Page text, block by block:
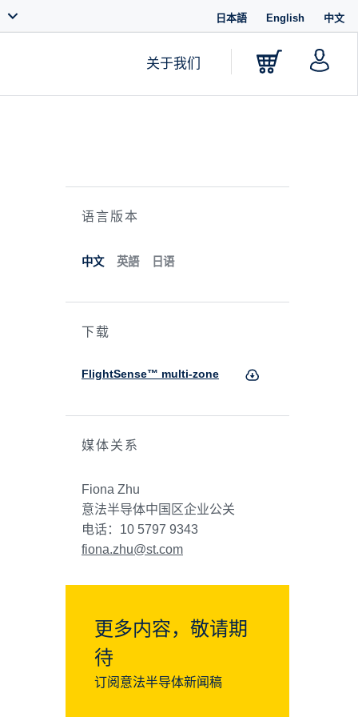
日本語 English 中文
关于我们
语言版本
中文 英語 日语
下载
FlightSense™ multi-zone
媒体关系
Fiona Zhu
意法半导体中国区企业公关
电话：10 5797 9343
fiona.zhu@st.com
更多内容，敬请期
待
订阅意法半导体新闻稿